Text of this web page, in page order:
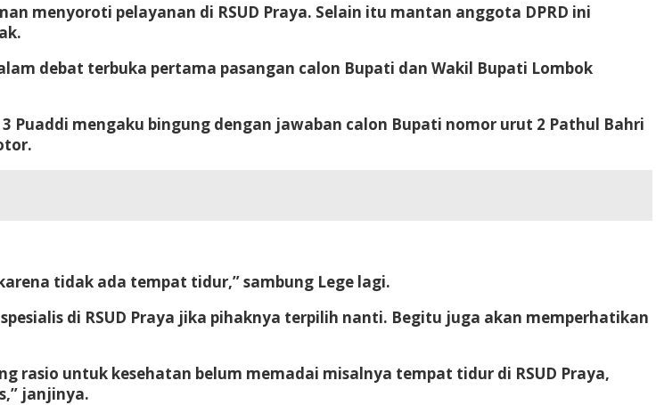
menyoroti pelayanan di RSUD Praya. Selain itu mantan anggota DPRD ini
debat terbuka pertama pasangan calon Bupati dan Wakil Bupati Lombok
mengaku bingung dengan jawaban calon Bupati nomor urut 2 Pathul Bahri
tidak ada tempat tidur,” sambung Lege lagi.
di RSUD Praya jika pihaknya terpilih nanti. Begitu juga akan memperhatikan
rasio untuk kesehatan belum memadai misalnya tempat tidur di RSUD Praya,
janjinya.